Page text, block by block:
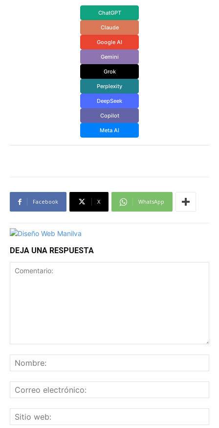
ChatGPT
Claude
Google AI
Gemini
Grok
Perplexity
DeepSeek
Copilot
Meta AI
Facebook X WhatsApp
DEJA UNA RESPUESTA